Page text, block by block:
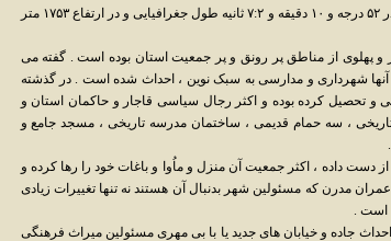
در ۳۵ درجه و۳۲ دقیقه و ۵۸:۷ ثانیه عرض جغرافیایی و در ۵۲ درجه و ۱۰ دقیقه و ۷:۲ ثانیه طول جغرافیایی و در ارتفاع ۱۷۵۳ متر
و پهلوی از مناطق پر رونق و پر جمعیت استان بوده است . گفته می
شهرداری و مدارسی به سبک نوین ، احداث شده است . در گذشته
و تحصیل کرده بوده و اکثر رجال سیاسی قاجار و حاکمان استان و
تاریخی ، سه حمام قدیمی ، ساختمان مدرسه تاریخی ، مسجد جامع و
دست داده ، اکثر جمعیت آن منزل و ماُوا و باغات خود را رها کرده و
مدرن که مسئولین شهر بدنبال آن هستند نه تنها تغییرات زیادی
است .
جاده و خیابان های جدید یا با بی مهری مسئولین میراث فرهنگی